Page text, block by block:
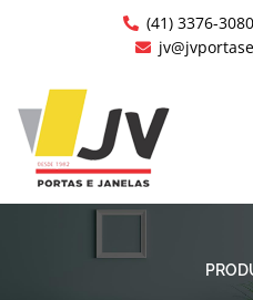
conteúdo
(41) 3376-